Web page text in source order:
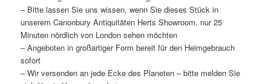
– Bitte lassen Sie uns wissen, wenn Sie dieses Stück in
unserem Canonbury Antiquitäten Herts Showroom, nur 25
Minuten nördlich von London sehen möchten
– Angeboten in großartiger Form bereit für den Heimgebrauch
sofort
– Wir versenden an jede Ecke des Planeten – bitte melden Sie